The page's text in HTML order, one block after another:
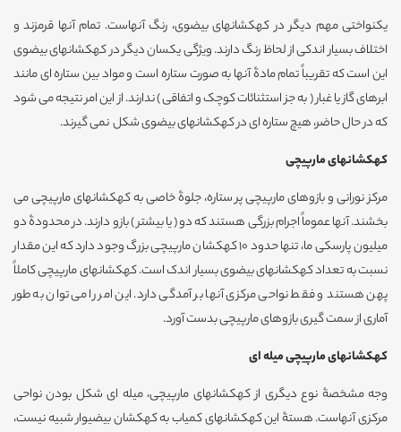
یکنواختی مهم دیگر در کهکشانهای بیضوی، رنگ آنهاست. تمام آنها قرمزند و
اختلاف بسیار اندکی از لحاظ رنگ دارند. ویژگی یکسان دیگر در کهکشانهای بیضوی
این است که تقریباً تمام مادۀ آنها به صورت ستاره است و مواد بین ستاره ای مانند
ابرهای گاز یا غبار ( به جز استثنائات کوچک و اتفاقی ) ندارند. از این امر نتیجه می شود
که در حال حاضر، هیچ ستاره ای در کهکشانهای بیضوی شکل نمی گیرند.
کهکشانهای مارپیچی
مرکز نورانی و بازوهای مارپیچی پر ستاره، جلوۀ خاصی به کهکشانهای مارپیچی می
بخشند. آنها عموماً اجرام بزرگی هستند که دو ( یا بیشتر ) بازو دارند. در محدودۀ دو
میلیون پارسکی ما، تنها حدود 10 کهکشان مارپیچی بزرگ وجود دارد که این مقدار
نسبت به تعداد کهکشانهای بیضوی بسیار اندک است. کهکشانهای مارپیچی کاملاً
پهن هستند و فقط نواحی مرکزی آنها بر آمدگی دارد. این امر را می توان به طور
آماری از سمت گیری بازوهای مارپیچی بدست آورد.
کهکشانهای مارپیچی میله ای
وجه مشخصۀ نوع دیگری از کهکشانهای مارپیچی، میله ای شکل بودن نواحی
مرکزی آنهاست. هستۀ این کهکشانهای کمیاب به کهکشان بیضیوار شبیه نیست،